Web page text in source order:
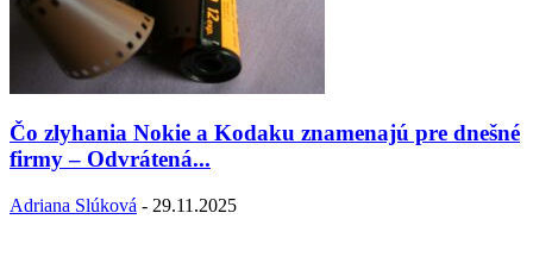
Čo zlyhania Nokie a Kodaku znamenajú pre dnešné
firmy – Odvrátená...
Adriana Slúková - 29.11.2025